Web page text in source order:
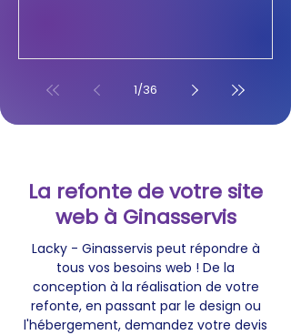
1/36
La refonte de votre site
web à Ginasservis
Lacky - Ginasservis peut répondre à
tous vos besoins web ! De la
conception à la réalisation de votre
refonte, en passant par le design ou
l'hébergement, demandez votre devis